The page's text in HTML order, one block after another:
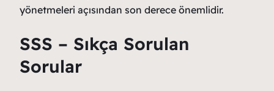
yönetmeleri açısından son derece önemlidir.
SSS – Sıkça Sorulan
Sorular